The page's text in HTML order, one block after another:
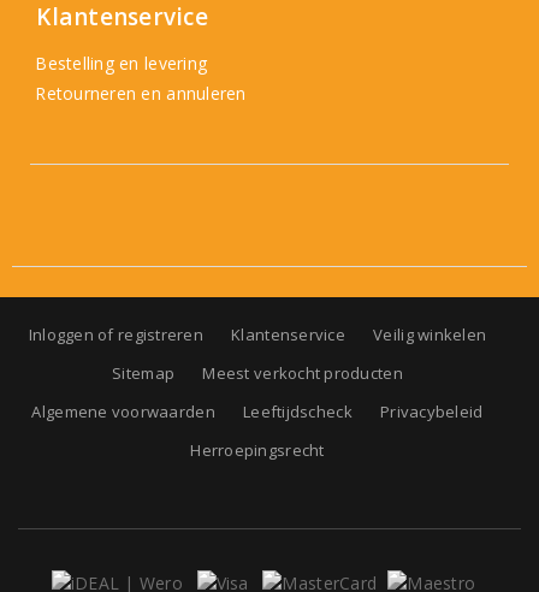
Klantenservice
Bestelling en levering
Retourneren en annuleren
Inloggen of registreren Klantenservice
Veilig winkelen
Sitemap
Meest verkocht producten
Algemene voorwaarden
Leeftijdscheck
Privacybeleid
Herroepingsrecht